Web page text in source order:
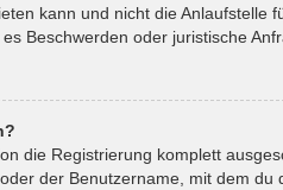
kann und nicht die
Beschwerden oder juristische
die Registrierung komplett
der Benutzername, mit dem